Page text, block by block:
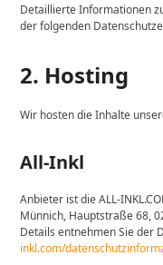
Detaillierte Informationen
der folgenden
2. Hosting
Wir hosten die Inhalte
All-Inkl
Anbieter ist die ALL-
Münnich, Hauptstraße 68,
Details entnehmen Sie der
inkl.com/